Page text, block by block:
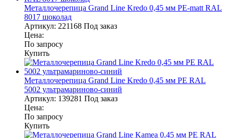
Металлочерепица Grand Line Kredo 0,45 мм PE-matt RAL
8017 шоколад
Артикул: 221168 Под заказ
Цена:
По запросу
Купить
Металлочерепица Grand Line Kredo 0,45 мм PE RAL
5002 ультрамариново-синий
Артикул: 139281 Под заказ
Цена:
По запросу
Купить